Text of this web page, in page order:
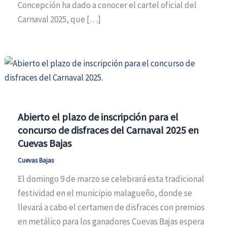
Concepción ha dado a conocer el cartel oficial del
Carnaval 2025, que […]
Abierto el plazo de inscripción para el
concurso de disfraces del Carnaval 2025 en
Cuevas Bajas
Cuevas Bajas
El domingo 9 de marzo se celebrará esta tradicional
festividad en el municipio malagueño, donde se
llevará a cabo el certamen de disfraces con premios
en metálico para los ganadores Cuevas Bajas espera